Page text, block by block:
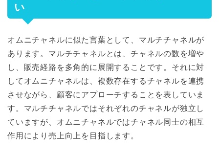
い
オムニチャネルに似た言葉として、マルチチャネルが
あります。マルチチャネルとは、チャネルの数を増や
し、販売経路を多角的に展開することです。それに対
してオムニチャネルは、複数存在するチャネルを連携
させながら、顧客にアプローチすることを表していま
す。マルチチャネルではそれぞれのチャネルが独立し
ていますが、オムニチャネルではチャネル同士の相互
作用により売上向上を目指します。